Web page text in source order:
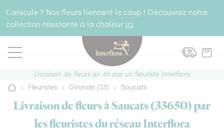
Canicule ? Nos fleurs tiennent le coup ! Découvrez notre
collection résistante à la chaleur ici
Livraison de fleurs en 4h par un fleuriste Interflora
Accueil
› Fleuristes › Gironde (33) › Saucats
Livraison de fleurs à Saucats (33650) par
les fleuristes du réseau Interflora